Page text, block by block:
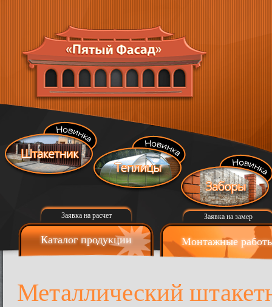
Заявка на расчет Заявка на замер
Каталог продукции Монтажные
Металлический